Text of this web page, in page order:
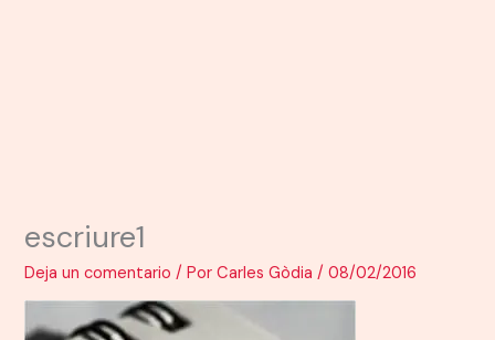
escriure1
Deja un comentario / PorCarles Gòdia/08/02/2016